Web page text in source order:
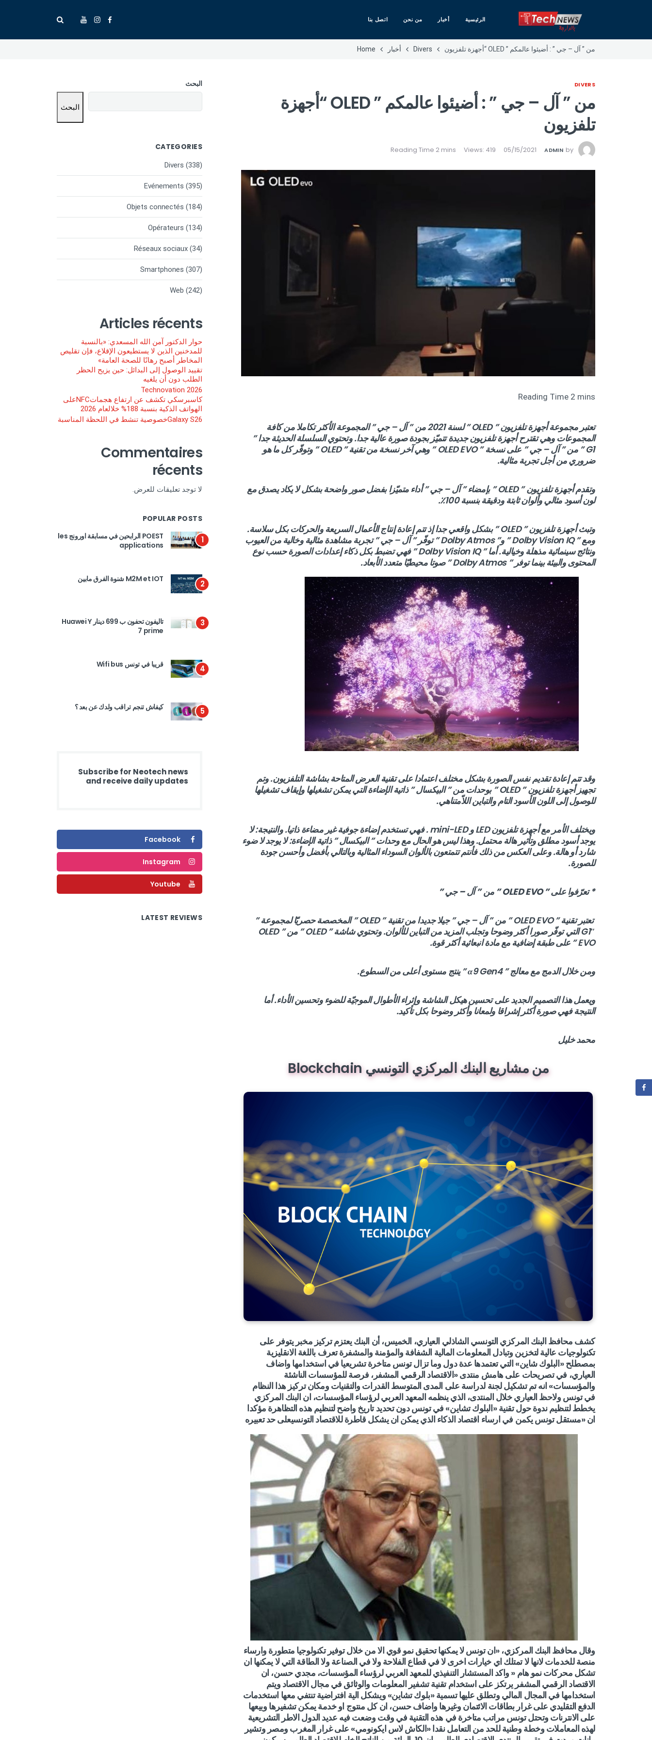
الرئيسية أخبار من نحن اتصل بنا
من ” آل – جي ” : أضيئوا عالمكم ” OLED “أجهزة تلفزيون Divers أخبار Home
DIVERS
من ” آل – جي ” : أضيئوا عالمكم ” OLED “أجهزة
تلفزيون
by
ADMIN
05/15/2021
Views: 419
تعتبر مجموعة أجهزة تلفزيون ” OLED ” لسنة 2021 من ” آل – جي ” المجموعة الأكثر تكاملا من كافة
المجموعات وهي تقترح أجهزة تلفزيون جديدة تتميّز بجودة صورة عالية جدا. وتحتوي السلسلة الحديثة جدا ”
G1 ” من ” آل – جي ” على نسخة ” OLED EVO ” وهي آخر نسخة من تقنية ” OLED ” وتوفّر كل ما هو
ضروري من أجل تجربة مثالية.
وتقدم أجهزة تلفزيون ” OLED ” بإمضاء ” آل – جي ” أداء متميّزا بفضل صور واضحة بشكل لا يكاد يصدق مع
لون أسود مثالي وألوان ثابتة ودقيقة بنسبة 100٪.
وتبث أجهزة تلفزيون ” OLED ” بشكل واقعي جدا إذ تتم إعادة إنتاج الأعمال السريعة والحركات بكل سلاسة.
ومع ” Dolby Vision IQ ” و” Dolby Atmos ” توفّر ” آل – جي ” تجربة مشاهدة مثالية وخالية من العيوب
ونتائج سينمائية مذهلة وخيالية. أما ” Dolby Vision IQ ” فهي تضبط بكل ذكاء إعدادات الصورة حسب نوع
المحتوى والبيئة بينما توفر ” Dolby Atmos ” صوتا محيطيّا متعدد الأبعاد.
وقد تتم إعادة تقديم نفس الصورة بشكل مختلف اعتمادا على تقنية العرض المتاحة بشاشة التلفزيون. وتم
تجهيز أجهزة تلفزيون ” OLED ” بوحدات من ” البيكسال ” ذاتية الإضاءة التي يمكن تشغيلها وإيقاف تشغيلها
للوصول إلى اللون الأسود التام والتباين اللاّمتناهي.
ويختلف الأمر مع أجهزة تلفزيون LED و mini-LED . فهي تستخدم إضاءة جوفية غير مضاءة ذاتيا. والنتيجة: لا
يوجد أسود مطلق وتأثير هالة محتمل. وهذا ليس هو الحال مع وحدات ” البيكسال ” ذاتية الإضاءة: لا يوجد لا ضوء
شارد أو هالة. وعلى العكس من ذلك فأنتم تتمتعون بالألوان السوداء المثالية وبالتالي بأفضل وأحسن جودة
للصورة.
* تعرّفوا على ”OLED EVO” من ” آل – جي ”
تعتبر تقنية ” OLED EVO ” من ” آل – جي ” جيلا جديدا من تقنية ” OLED ” المخصصة حصريّا لمجموعة ”
G1″ التي توفّر صورا أكثر وضوحا وتجلب المزيد من التباين للألوان. وتحتوي شاشة ” OLED ” من ” OLED
EVO ” على طبقة إضافية مع مادة انبعاثية أكثر قوة.
ومن خلال الدمج مع معالج ” α9 Gen4 ” ينتج مستوى أعلى من السطوع.
ويعمل هذا التصميم الجديد على تحسين هيكل الشاشة وإثراء الأطوال الموجيّة للضوء وتحسين الأداء. أما
النتيجة فهي صورة أكثر إشراقا ولمعانا وأكثر وضوحا بكل تأكيد.
محمد خليل
من مشاريع البنك المركزي التونسي Blockchain
كشف محافظ البنك المركزي التونسي الشاذلي العياري، الخميس، أن البنك يعتزم تركيز مخبر يتوفر على
تكنولوجيات عالية لتخزين وتبادل المعلومات المالية الشفافة والمؤمنة والمشفرة تعرف باللغة الانقليزية
بمصطلح «البلوك شاين» التي تعتمدها عدة دول وما تزال تونس متاخرة تشريعيا في استخدامها واضاف
العياري، في تصريحات على هامش منتدى «الاقتصاد الرقمي المشفر، فرصة للمؤسسات الناشئة
والمؤسسات» انه تم تشكيل لجنة لدراسة على المدى المتوسط القدرات والتقنيات ومكان تركيز هذا النظام
في تونس ولاحظ العياري خلال المنتدى، الذي ينظمه المعهد العربي لرؤساء المؤسسات، ان البنك المركزي
يخطط لتنظيم ندوة حول تقنية «البلوك تشاين» في تونس دون تحديد تاريخ واضح لتنظيم هذه التظاهرة مؤكدا
ان «مستقل تونس يكمن في ارساء اقتصاد الذكاء الذي يمكن ان يشكل قاطرة للاقتصاد التونسيعلى حد تعبيره
وقال محافظ البنك المركزي، «ان تونس لا يمكنها تحقيق نمو قوي الا من خلال توفير تكنولوجيا متطورة وارساء
منصة للخدمات لانها لا تمتلك اي خيارات اخرى لا في قطاع الفلاحة ولا في الصناعة ولا الطاقة التي لا يمكنها ان
تشكل محركات نمو هام « واكد المستشار التنفيذي للمعهد العربي لرؤساء المؤسسات، مجدي حسن، ان
الاقتصاد الرقمي المشفر يرتكز على استخدام تقنية تشفير المعلومات والوثائق في مجال الاقتصاد ويتم
استخدامها في المجال المالي وتطلق عليها تسمية «بلوك تشاين» ويشكل الية افتراضية تنتفي معها استخدمات
الدفع التقليدي على غرار بطاقات الائتمان وغيرها واضاف حسن، ان كل منتوج او خدمة يمكن تشفيرها وبيعها
على الانترنات وتحتل تونس مراتب متاخرة في هذه التقنية في وقت وضعت فيه عديد الدول الاطر التشريعية
لهذه المعاملات وخطة وطنية للحد من التعامل نقدا «الكاش لاس ايكونومي» على غرار المغرب ومصر وتشير
البحث
البحث
CATEGORIES
Divers (338)
Evénements (395)
Objets connectés (184)
Opérateurs (134)
Réseaux sociaux (34)
Smartphones (307)
Web (242)
Articles récents
حوار الدكتور آمن الله المسعدي: «بالنسبة
للمدخنين الذين لا يستطيعون الإقلاع، فإن تقليص
المخاطر أصبح رهانًا للصحة العامة»
تقييد الوصول إلى البدائل: حين يزيح الحظر
الطلب دون أن يلغيه
Technovation 2026
كاسبرسكي تكشف عن ارتفاع هجماتNFCعلى
الهواتف الذكية بنسبة 188% خلالعام 2026
Galaxy S26خصوصية تنشط في اللحظة المناسبة
Commentaires
récents
لا توجد تعليقات للعرض.
POPULAR POSTS
1
POEST الرابحين في مسابقة اورونج les
applications
2 M2M et IOT شنوة الفرق مابين
3
تاليفون تحفون ب 699 دينار Huawei Y
7 prime
4 قريبا في تونس Wifi bus
5 كيفاش تنجم تراقب ولدك عن بعد ؟
Subscribe for Neotech news
and receive daily updates
Facebook
Instagram
Youtube
LATEST REVIEWS